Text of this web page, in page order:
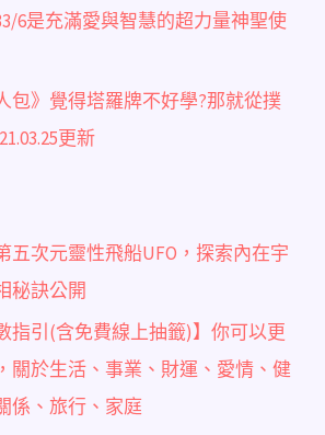
6是充滿愛與智慧的超力量神聖使
包》覺得塔羅牌不好學?那就從撲
更新
五次元靈性飛船UFO，探索內在宇
秘訣公開
指引(含免費線上抽籤)】你可以更
關於生活、事業、財運、愛情、健
係、旅行、家庭